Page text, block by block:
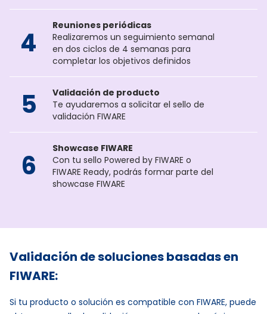
4
Reuniones periódicas
Realizaremos un seguimiento semanal
en dos ciclos de 4 semanas para
completar los objetivos definidos
5
Validación de producto
Te ayudaremos a solicitar el sello de
validación FIWARE
6
Showcase FIWARE
Con tu sello Powered by FIWARE o
FIWARE Ready, podrás formar parte del
showcase FIWARE
Validación de soluciones basadas en
FIWARE:
Si tu producto o solución es compatible con FIWARE, puede